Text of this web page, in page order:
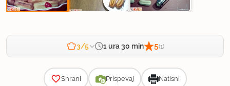
3/5 1 ura 30 min 5(1)
Shrani Prispevaj Natisni